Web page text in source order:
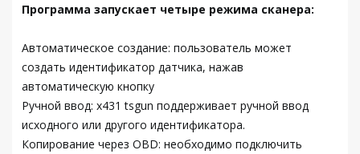
Программа запускает четыре режима сканера:
Автоматическое создание: пользователь может
создать идентификатор датчика, нажав
автоматическую кнопку
Ручной ввод: x431 tsgun поддерживает ручной ввод
исходного или другого идентификатора.
Копирование через OBD: необходимо подключить